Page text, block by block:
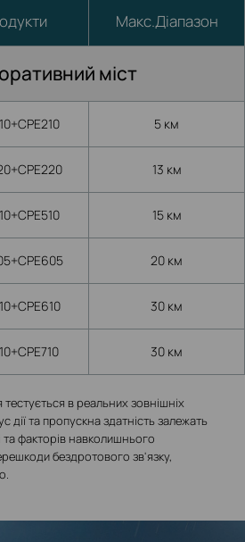
Макс.Діапазон
міст
5 км
13 км
15 км
20 км
30 км
30 км
в реальних зовнішніх
дії та пропускна здатність залежать
та факторів навколишнього
бездротового зв'язку,